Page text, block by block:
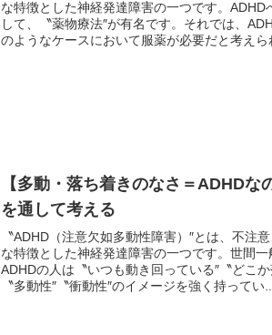
な特徴とした神経発達障害の一つです。ADHD
して、〝薬物療法″が有名です。それでは、
のようなケースにおいて服薬が必要だと考えら
【多動・落ち着きのなさ＝ADHDな
を通して考える
〝ADHD（注意欠如多動性障害）″とは、不注
な特徴とした神経発達障害の一つです。世間一
ADHDの人は〝いつも動き回っている″〝どこか
〝多動性″〝衝動性″のイメージを強く持ってい...